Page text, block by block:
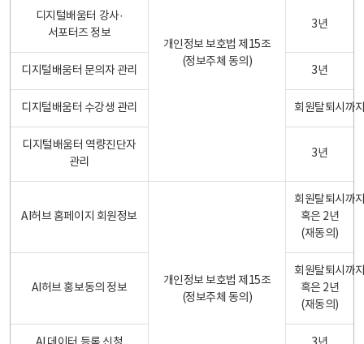
개인정보 보호법 제15조
(정보주체 동의)
디지털배움터 강사·
서포터즈 정보
3년
디지털배움터 문의자 관리 3년
디지털배움터 수강생 관리 회원탈퇴시까
디지털배움터 역량진단자
관리
3년
AI허브 홈페이지 회원정보
개인정보 보호법 제15조
(정보주체 동의)
회원탈퇴시까
혹은 2년
(재동의)
AI허브 홍보동의 정보
회원탈퇴시까
혹은 2년
(재동의)